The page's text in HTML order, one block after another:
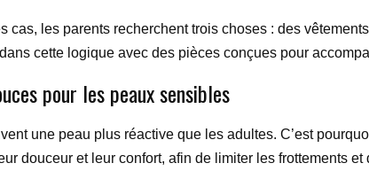
cas, les parents recherchent trois choses : des
cette logique avec des pièces conçues pour
pour les peaux sensibles
une peau plus réactive que les adultes. C’est
douceur et leur confort, afin de limiter les frottements et